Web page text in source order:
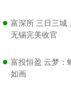
富深所 三日三城
无锡完美收官
富投恒盈 云梦：
如画